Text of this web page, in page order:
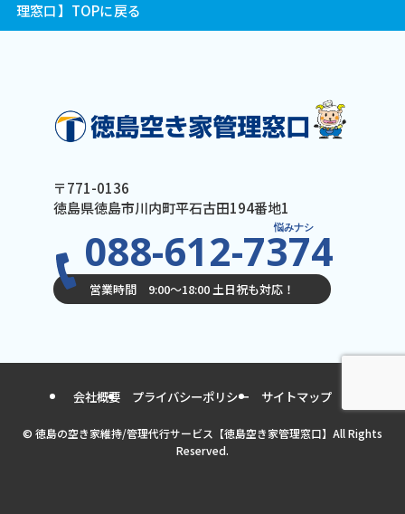
理窓口】TOPに戻る
〒771-0136
徳島県徳島市川内町平石古田194番地1
悩みナシ
088-612-7374
営業時間 9:00〜18:00 土日祝も対応！
会社概要 プライバシーポリシー サイトマップ
© 徳島の空き家維持/管理代行サービス【徳島空き家管理窓口】All Rights
Reserved.